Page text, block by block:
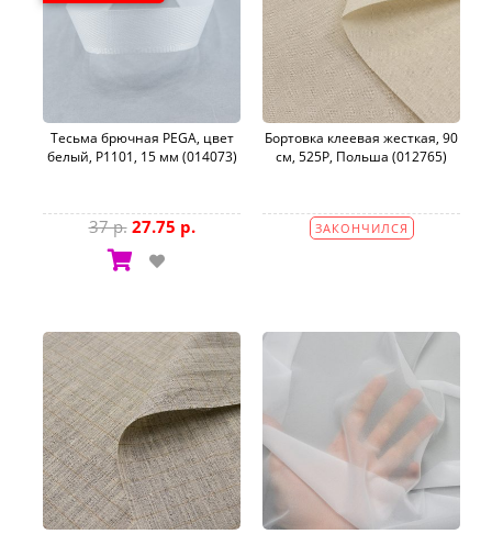
Тесьма брючная PEGA, цвет
белый, P1101, 15 мм (014073)
37 р. 27.75 р.
Бортовка клеевая жесткая, 90
см, 525P, Польша (012765)
ЗАКОНЧИЛСЯ